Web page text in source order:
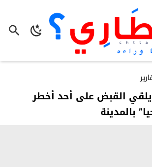
القبض على أحد أخطر
بالمدينة